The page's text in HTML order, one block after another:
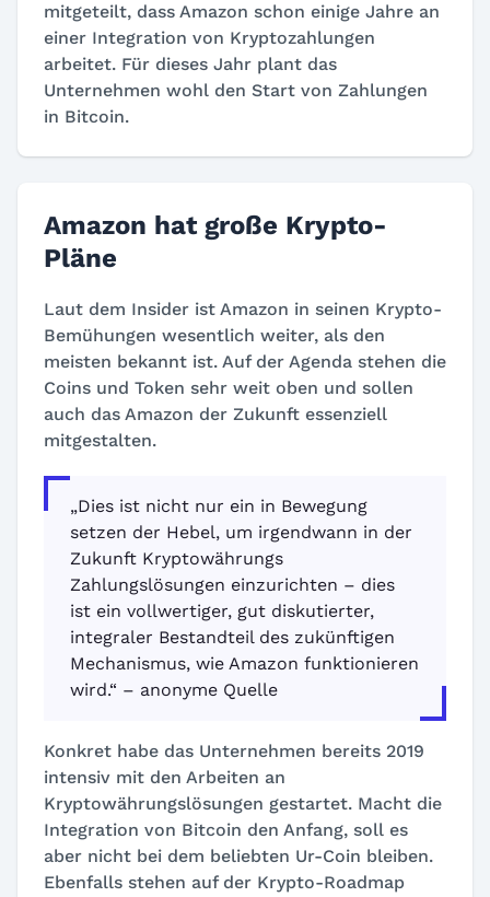
mitgeteilt, dass Amazon schon einige Jahre an
einer Integration von Kryptozahlungen
arbeitet. Für dieses Jahr plant das
Unternehmen wohl den Start von Zahlungen
in Bitcoin.
Amazon hat große Krypto-
Pläne
Laut dem Insider ist Amazon in seinen Krypto-
Bemühungen wesentlich weiter, als den
meisten bekannt ist. Auf der Agenda stehen die
Coins und Token sehr weit oben und sollen
auch das Amazon der Zukunft essenziell
mitgestalten.
„Dies ist nicht nur ein in Bewegung
setzen der Hebel, um irgendwann in der
Zukunft Kryptowährungs
Zahlungslösungen einzurichten – dies
ist ein vollwertiger, gut diskutierter,
integraler Bestandteil des zukünftigen
Mechanismus, wie Amazon funktionieren
wird.“ – anonyme Quelle
Konkret habe das Unternehmen bereits 2019
intensiv mit den Arbeiten an
Kryptowährungslösungen gestartet. Macht die
Integration von Bitcoin den Anfang, soll es
aber nicht bei dem beliebten Ur-Coin bleiben.
Ebenfalls stehen auf der Krypto-Roadmap